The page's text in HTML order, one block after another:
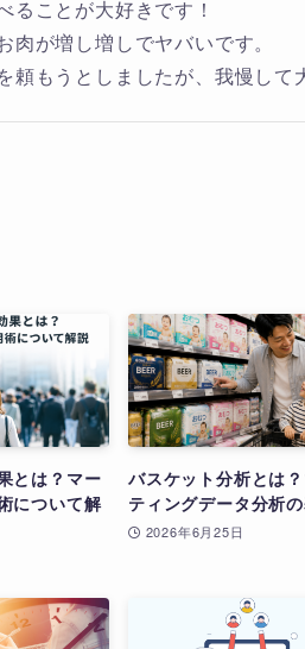
ることが大好きです！
肉が増し増しでヤバいです。
頼もうとしましたが、我慢して
とは？マー
について解
バスケット分析とは
ティングデータ分析
2026年6月25日